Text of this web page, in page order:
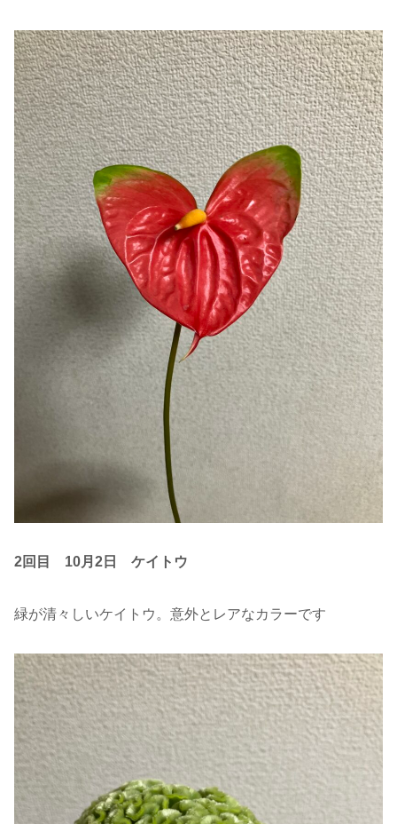
2回目 10月2日 ケイトウ
緑が清々しいケイトウ。意外とレアなカラーです